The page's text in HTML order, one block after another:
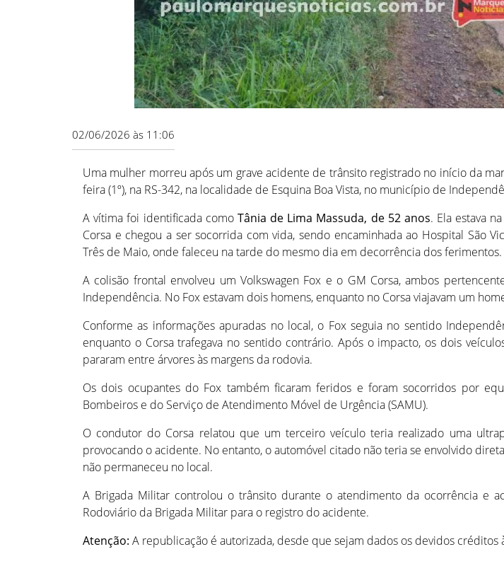
02/06/2026 às 11:06
Uma mulher morreu após um grave acidente de trânsito registrado no início da
feira (1º), na RS-342, na localidade de Esquina Boa Vista, no município de
A vítima foi identificada como Tânia de Lima Massuda, de 52 anos. Ela estava
Corsa e chegou a ser socorrida com vida, sendo encaminhada ao Hospital São
Três de Maio, onde faleceu na tarde do mesmo dia em decorrência dos ferimentos.
A colisão frontal envolveu um Volkswagen Fox e o GM Corsa, ambos
Independência. No Fox estavam dois homens, enquanto no Corsa viajavam um
Conforme as informações apuradas no local, o Fox seguia no sentido
enquanto o Corsa trafegava no sentido contrário. Após o impacto, os dois
pararam entre árvores às margens da rodovia.
Os dois ocupantes do Fox também ficaram feridos e foram socorridos por
Bombeiros e do Serviço de Atendimento Móvel de Urgência (SAMU).
O condutor do Corsa relatou que um terceiro veículo teria realizado uma
provocando o acidente. No entanto, o automóvel citado não teria se envolvido
não permaneceu no local.
A Brigada Militar controlou o trânsito durante o atendimento da ocorrência e
Rodoviário da Brigada Militar para o registro do acidente.
Atenção: A republicação é autorizada, desde que sejam dados os devidos créditos